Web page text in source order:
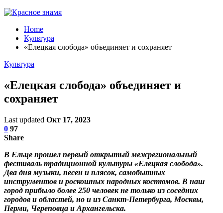
Home
Культура
«Елецкая слобода» объединяет и сохраняет
Культура
«Елецкая слобода» объединяет и
сохраняет
Last updated Окт 17, 2023
0 97
Share
В Ельце прошел первый открытый межрегиональный
фестиваль традиционной культуры «Елецкая слобода».
Два дня музыки, песен и плясок, самобытных
инструментов и роскошных народных костюмов. В наш
город прибыло более 250 человек не только из соседних
городов и областей, но и из Санкт-Петербурга, Москвы,
Перми, Череповца и Архангельска.